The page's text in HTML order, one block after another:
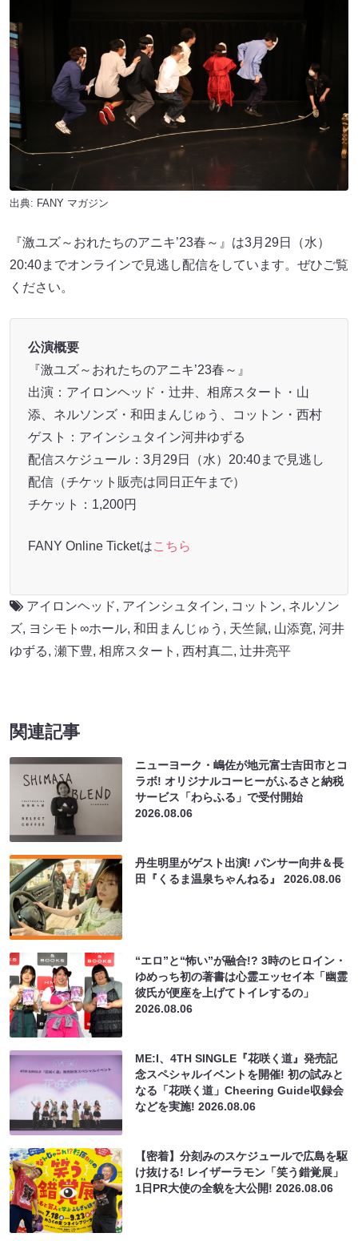
出典: FANY マガジン
『激ユズ～おれたちのアニキ’23春～』は3月29日（水）
20:40までオンラインで見逃し配信をしています。ぜひご覧
ください。
公演概要
『激ユズ～おれたちのアニキ’23春～』
出演：アイロンヘッド・辻井、相席スタート・山
添、ネルソンズ・和田まんじゅう、コットン・西村
ゲスト：アインシュタイン河井ゆずる
配信スケジュール：3月29日（水）20:40まで見逃し
配信（チケット販売は同日正午まで）
チケット：1,200円
FANY Online Ticketはこちら
アイロンヘッド, アインシュタイン, コットン, ネルソン
ズ, ヨシモト∞ホール, 和田まんじゅう , 天竺鼠, 山添寛, 河井
ゆずる, 瀬下豊, 相席スタート , 西村真二, 辻井亮平
関連記事
ニューヨーク・嶋佐が地元富士吉田市とコ
ラボ! オリジナルコーヒーがふるさと納税
サービス「わらふる」で受付開始
2026.08.06
丹生明里がゲスト出演! パンサー向井＆長
田『くるま温泉ちゃんねる』2026.08.06
“エロ”と“怖い”が融合!? 3時のヒロイン・
ゆめっち初の著書は心霊エッセイ本「幽霊
彼氏が便座を上げてトイレするの」
2026.08.06
ME:I、4TH SINGLE『花咲く道』発売記
念スペシャルイベントを開催! 初の試みと
なる「花咲く道」Cheering Guide収録会
などを実施!2026.08.06
【密着】分刻みのスケジュールで広島を駆
け抜ける! レイザーラモン「笑う錯覚展」
1日PR大使の全貌を大公開!2026.08.06